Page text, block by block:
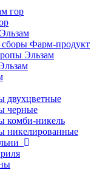
гор
Фарм-продукт
Эльзам
двухцветные
черные
комби-никель
никелированные